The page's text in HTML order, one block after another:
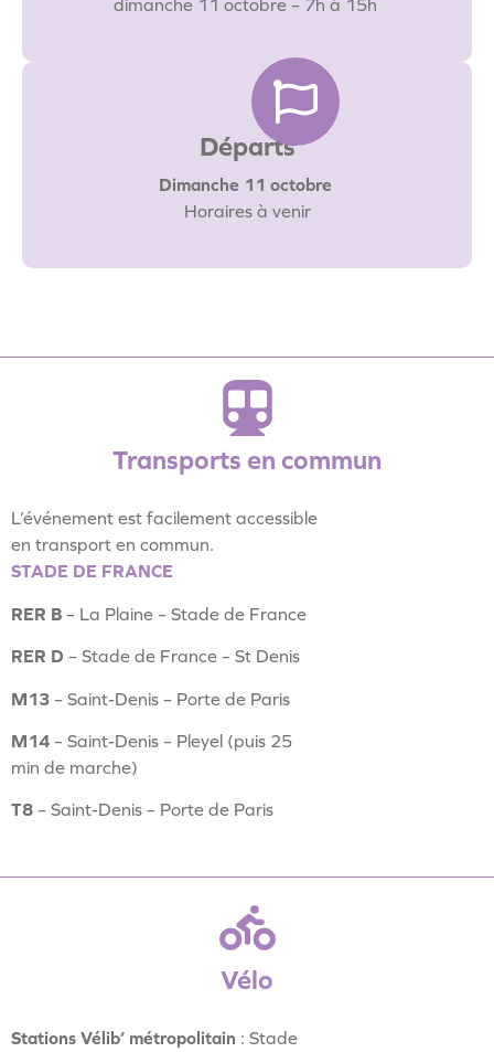
dimanche 11 octobre – 7h à 15h
Départs
Dimanche 11 octobre
Horaires à venir
Transports en commun
L’événement est facilement accessible
en transport en commun.
STADE DE FRANCE
RER B – La Plaine – Stade de France
RER D – Stade de France – St Denis
M13 – Saint-Denis – Porte de Paris
M14 – Saint-Denis – Pleyel (puis 25
min de marche)
T8 – Saint-Denis – Porte de Paris
Vélo
Stations Vélib’ métropolitain : Stade